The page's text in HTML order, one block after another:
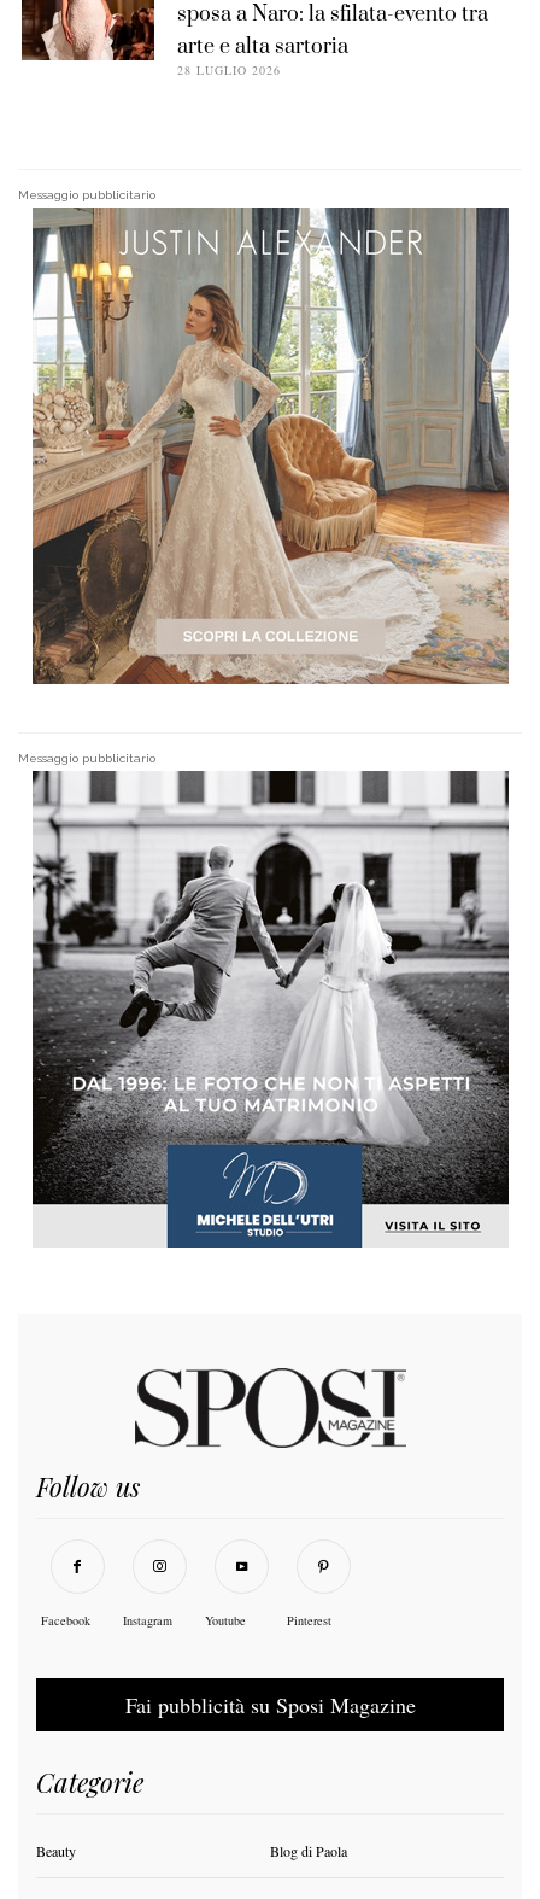
sposa a Naro: la sfilata-evento tra
arte e alta sartoria
28 LUGLIO 2026
Messaggio pubblicitario
Messaggio pubblicitario
Follow us
Facebook Instagram Youtube Pinterest
Fai pubblicità su Sposi Magazine
Categorie
Beauty Blog di Paola